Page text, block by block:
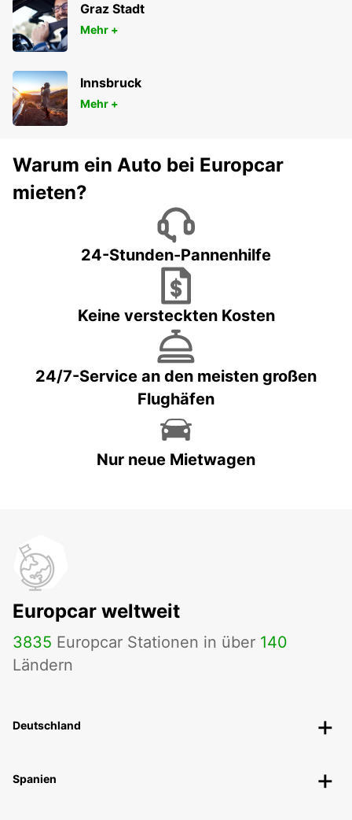
Graz Stadt
Mehr +
Innsbruck
Mehr +
Warum ein Auto bei Europcar
mieten?
24-Stunden-Pannenhilfe
Keine versteckten Kosten
24/7-Service an den meisten großen
Flughäfen
Nur neue Mietwagen
Europcar weltweit
3835 Europcar Stationen in über 140
Ländern
Deutschland
Spanien